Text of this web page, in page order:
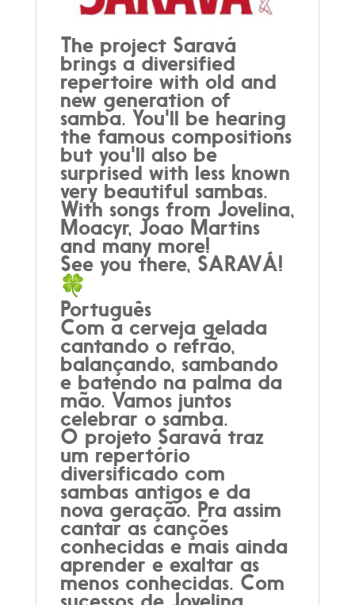
The project Saravá
brings a diversified
repertoire with old and
new generation of
samba. You'll be hearing
the famous compositions
but you'll also be
surprised with less known
very beautiful sambas.
With songs from Jovelina,
Moacyr, Joao Martins
and many more!
See you there, SARAVÁ!
Português
Com a cerveja gelada
cantando o refrão,
balançando, sambando
e batendo na palma da
mão. Vamos juntos
celebrar o samba.
O projeto Saravá traz
um repertório
diversificado com
sambas antigos e da
nova geração. Pra assim
cantar as canções
conhecidas e mais ainda
aprender e exaltar as
menos conhecidas. Com